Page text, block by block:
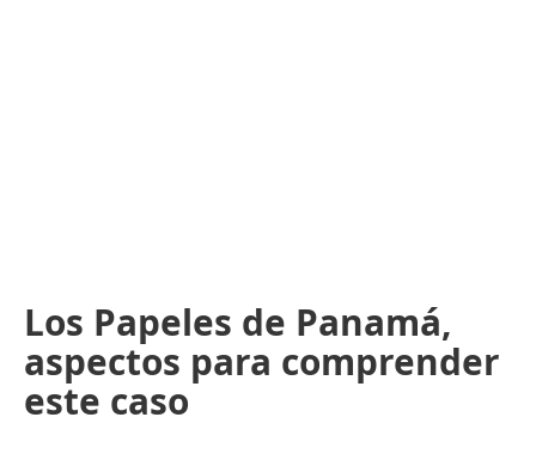
Los Papeles de Panamá,
aspectos para comprender
este caso